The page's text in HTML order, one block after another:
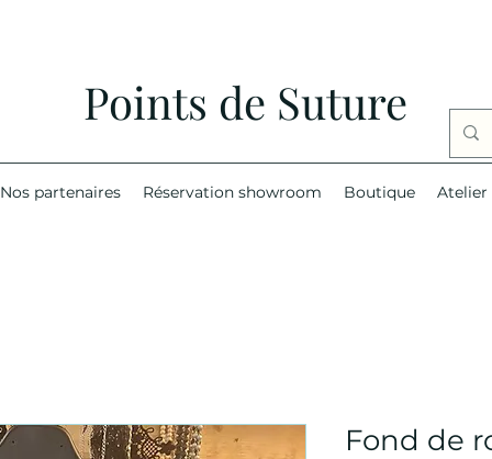
Points de Suture
Nos partenaires Réservation showroom Boutique Atelier
Fond de